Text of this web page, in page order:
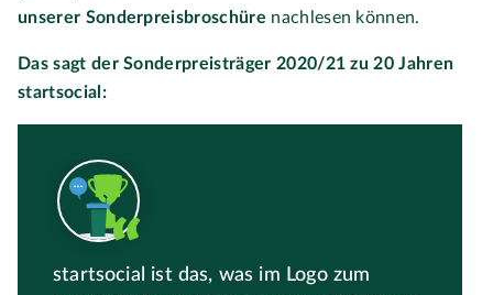
unserer Sonderpreisbroschüre nachlesen können.
Das sagt der Sonderpreisträger 2020/21 zu 20 Jahren
startsocial:
startsocial ist das, was im Logo zum